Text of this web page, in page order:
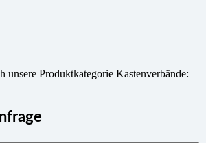
unsere Produktkategorie Kastenverbände: